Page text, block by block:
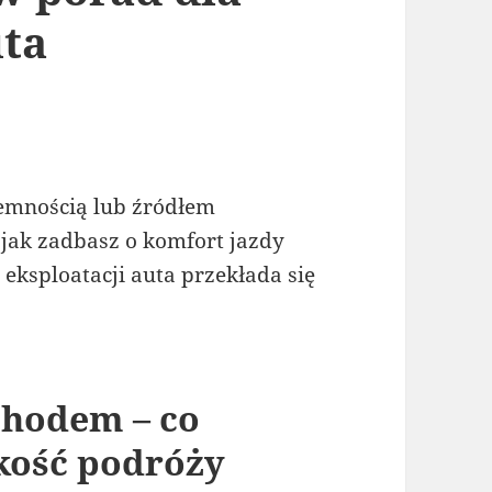
lub źródłem
zadbasz o komfort jazdy
auta przekłada się
– co
podróży